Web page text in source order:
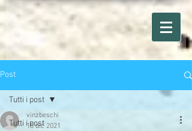
Post
Tutti i post
Tutti i post
vinzbeschi
15 dic 2021